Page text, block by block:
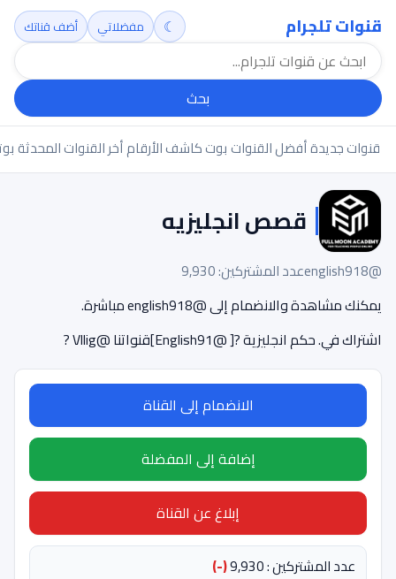
قنوات تلجرام
بحث
☾ مفضلاتي أضف قناتك
قنوات جديدةأفضل القنواتبوت كاشف الأرقامأخر القنوات المحدثة
قصص انجليزيه
@english918
عدد المشتركين: 9,930
يمكنك مشاهدة والانضمام إلى @english918 مباشرة.
اشتراك في. حكم انجليزية ?[ @English91]قنواتنا @Vllig ?
الانضمام إلى القناة
إضافة إلى المفضلة
إبلاغ عن القناة
عدد المشتركين : 9,930
(-)